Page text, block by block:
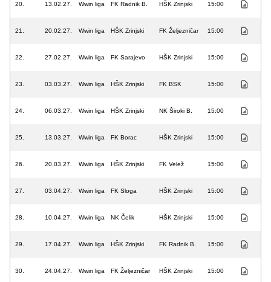
20. 13.02.27. Wwin liga FK Radnik B. HŠK Zrinjski 15:00
21. 20.02.27. Wwin liga HŠK Zrinjski FK Željezničar 15:00
22. 27.02.27. Wwin liga FK Sarajevo HŠK Zrinjski 15:00
23. 03.03.27. Wwin liga HŠK Zrinjski FK BSK 15:00
24. 06.03.27. Wwin liga HŠK Zrinjski NK Široki B. 15:00
25. 13.03.27. Wwin liga FK Borac HŠK Zrinjski 15:00
26. 20.03.27. Wwin liga HŠK Zrinjski FK Velež 15:00
27. 03.04.27. Wwin liga FK Sloga HŠK Zrinjski 15:00
28. 10.04.27. Wwin liga NK Čelik HŠK Zrinjski 15:00
29. 17.04.27. Wwin liga HŠK Zrinjski FK Radnik B. 15:00
30. 24.04.27. Wwin liga FK Željezničar HŠK Zrinjski 15:00